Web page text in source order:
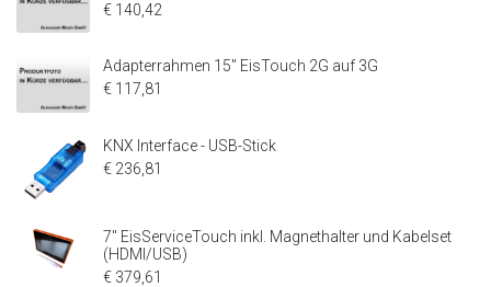
€ 140,42
Adapterrahmen 15" EisTouch 2G auf 3G
€ 117,81
KNX Interface - USB-Stick
€ 236,81
7" EisServiceTouch inkl. Magnethalter und Kabelset
(HDMI/USB)
€ 379,61